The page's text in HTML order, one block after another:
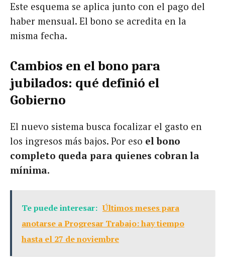
Este esquema se aplica junto con el pago del
haber mensual. El bono se acredita en la
misma fecha.
Cambios en el bono para
jubilados: qué definió el
Gobierno
El nuevo sistema busca focalizar el gasto en
los ingresos más bajos. Por eso el bono
completo queda para quienes cobran la
mínima.
Te puede interesar: Últimos meses para
anotarse a Progresar Trabajo: hay tiempo
hasta el 27 de noviembre